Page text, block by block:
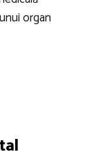
organ